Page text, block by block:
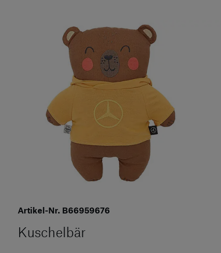
Artikel-Nr. B66959676
Kuschelbär